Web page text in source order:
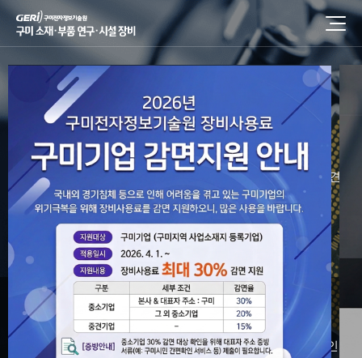
구미 소재·부품
연구·시설 장비
구미 미래 신산업 소재·부품 융합 얼라이언스로 지역의 중소 중견·
기업의 경쟁력을 강화합니다.
장비검색/예약 장비이용안내 담당자안내
성적서
진위여부 확인